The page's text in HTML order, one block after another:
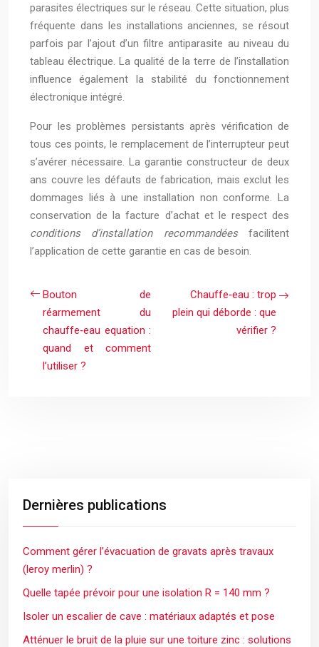
parasites électriques sur le réseau. Cette situation, plus
fréquente dans les installations anciennes, se résout
parfois par l’ajout d’un filtre antiparasite au niveau du
tableau électrique. La qualité de la terre de l’installation
influence également la stabilité du fonctionnement
électronique intégré.
Pour les problèmes persistants après vérification de
tous ces points, le remplacement de l’interrupteur peut
s’avérer nécessaire. La garantie constructeur de deux
ans couvre les défauts de fabrication, mais exclut les
dommages liés à une installation non conforme. La
conservation de la facture d’achat et le respect des
conditions d’installation recommandéesfacilitent
l’application de cette garantie en cas de besoin.
Bouton de
réarmement du
chauffe‑eau equation :
quand et comment
l’utiliser ?
Chauffe‑eau : trop
plein qui déborde : que
vérifier ?
Dernières publications
Comment gérer l’évacuation de gravats après travaux
(leroy merlin) ?
Quelle tapée prévoir pour une isolation R = 140 mm ?
Isoler un escalier de cave : matériaux adaptés et pose
Atténuer le bruit de la pluie sur une toiture zinc : solutions